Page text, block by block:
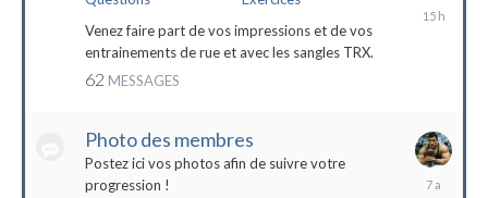
Venez faire part de vos impressions et de vos
entrainements de rue et avec les sangles TRX.
62 MESSAGES
Photo des membres
Postez ici vos photos afin de suivre votre
progression !
18